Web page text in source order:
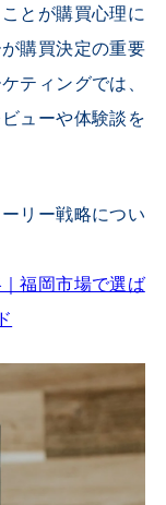
とが購買心理に
購買決定の重要
ティングでは、
ューや体験談を
リー戦略につい
福岡市場で選ば